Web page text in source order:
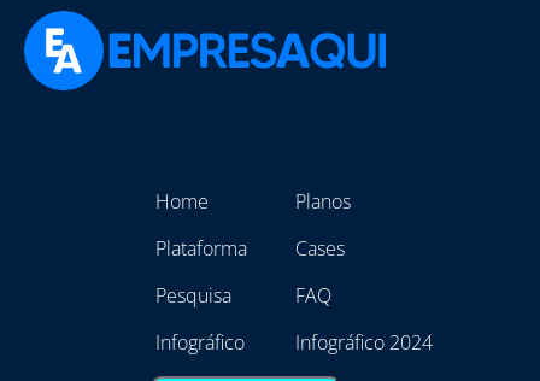
Home
Plataforma
Pesquisa
Infográfico
Planos
Cases
FAQ
Infográfico 2024